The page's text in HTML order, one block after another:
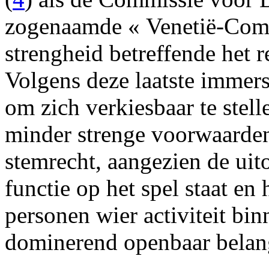
zogenaamde « Venetië-
strengheid betreffende het
Volgens deze laatste
om zich verkiesbaar te
minder strenge
stemrecht, aangezien de
functie op het spel staat
personen wier activiteit
dominerend openbaar